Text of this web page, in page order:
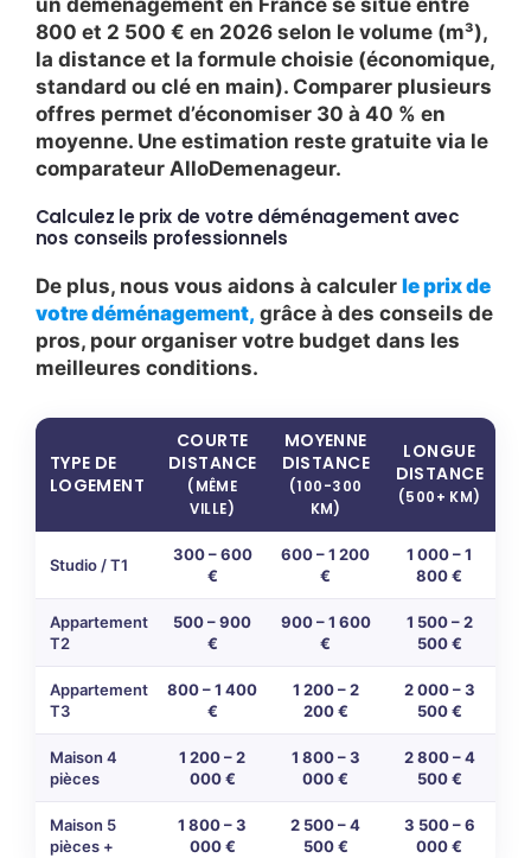
un déménagement en France se situe entre
800 et 2 500 € en 2026 selon le volume (m³),
la distance et la formule choisie (économique,
standard ou clé en main). Comparer plusieurs
offres permet d’économiser 30 à 40 % en
moyenne. Une estimation reste gratuite via le
comparateur AlloDemenageur.
Calculez le prix de votre déménagement avec
nos conseils professionnels
De plus, nous vous aidons à calculer le prix de
votre déménagement, grâce à des conseils de
pros, pour organiser votre budget dans les
meilleures conditions.
TYPE DE
LOGEMENT
COURTE
DISTANCE
(MÊME
VILLE)
MOYENNE
DISTANCE
(100-300
KM)
LONGUE
DISTANCE
(500+ KM)
Studio / T1
300 – 600
€
600 – 1 200
€
1 000 – 1
800 €
Appartement
T2
500 – 900
€
900 – 1 600
€
1 500 – 2
500 €
Appartement
T3
800 – 1 400
€
1 200 – 2
200 €
2 000 – 3
500 €
Maison 4
pièces
1 200 – 2
000 €
1 800 – 3
000 €
2 800 – 4
500 €
Maison 5
pièces +
1 800 – 3
000 €
2 500 – 4
500 €
3 500 – 6
000 €